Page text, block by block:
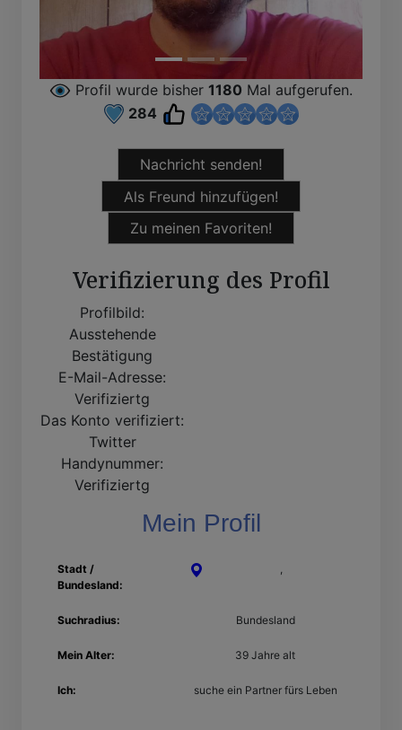
Profil wurde bisher 1180 Mal aufgerufen.
284
Nachricht senden!
Als Freund hinzufügen!
Zu meinen Favoriten!
Verifizierung des Profil
Profilbild:
Ausstehende
Bestätigung
E-Mail-Adresse:
Verifiziertg
Das Konto verifiziert:
Twitter
Handynummer:
Verifiziertg
Mein Profil
Stadt /
Bundesland:
,
Suchradius: Bundesland
Mein Alter: 39 Jahre alt
Ich: suche ein Partner fürs Leben